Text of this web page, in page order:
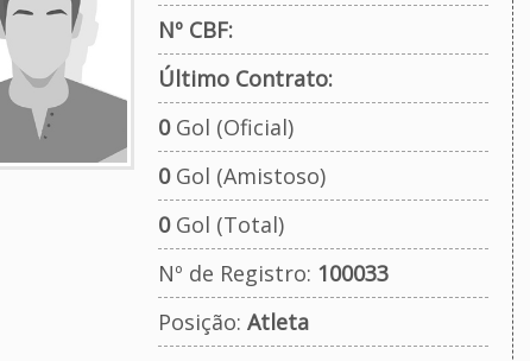
Nº CBF:
Último Contrato:
0Gol (Oficial)
0Gol (Amistoso)
0Gol (Total)
Nº de Registro: 100033
Posição: Atleta